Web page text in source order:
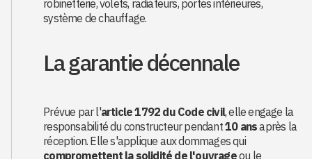
robinetterie, volets, radiateurs, portes intérieures,
système de chauffage.
La garantie décennale
Prévue par l'article 1792 du Code civil, elle engage la
responsabilité du constructeur pendant10 ansaprès la
réception. Elle s'applique aux dommages qui
compromettent la solidité de l'ouvrageou le